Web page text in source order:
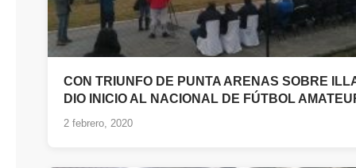
CON TRIUNFO DE PUNTA ARENAS SOBRE
DIO INICIO AL NACIONAL DE FÚTBOL
2 febrero, 2020